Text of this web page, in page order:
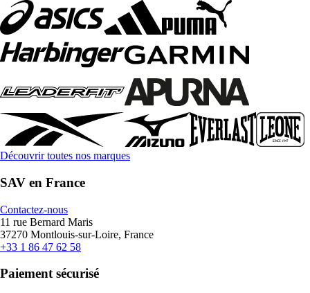
Découvrir toutes nos marques
SAV en France
Contactez-nous
11 rue Bernard Maris
37270 Montlouis-sur-Loire, France
+33 1 86 47 62 58
Paiement sécurisé